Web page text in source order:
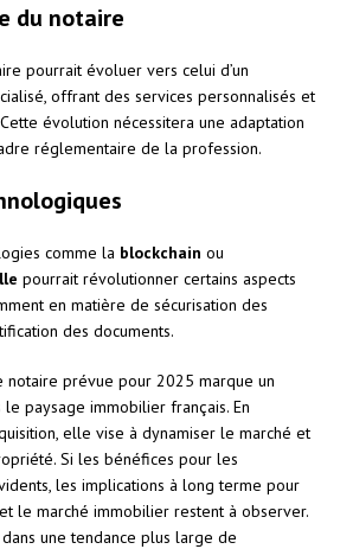
du notaire
pourrait évoluer vers celui d’un
offrant des services personnalisés et
évolution nécessitera une adaptation
réglementaire de la profession.
comme la blockchain ou
pourrait révolutionner certains aspects
en matière de sécurisation des
des documents.
prévue pour 2025 marque un
paysage immobilier français. En
elle vise à dynamiser le marché et
Si les bénéfices pour les
les implications à long terme pour
le marché immobilier restent à observer.
une tendance plus large de